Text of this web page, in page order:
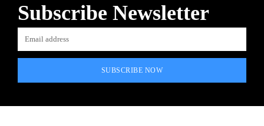
Subscribe Newsletter
SUBSCRIBE NOW